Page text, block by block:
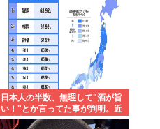
日本人の半数、無理して"酒が旨
い！"とか言ってた事が判明。近
畿地方に関しては6割が下戸